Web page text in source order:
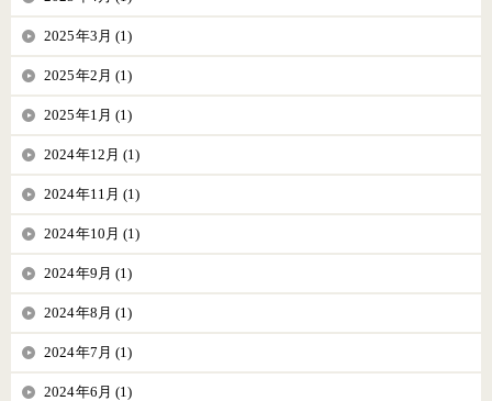
2025年3月 (1)
2025年2月 (1)
2025年1月 (1)
2024年12月 (1)
2024年11月 (1)
2024年10月 (1)
2024年9月 (1)
2024年8月 (1)
2024年7月 (1)
2024年6月 (1)